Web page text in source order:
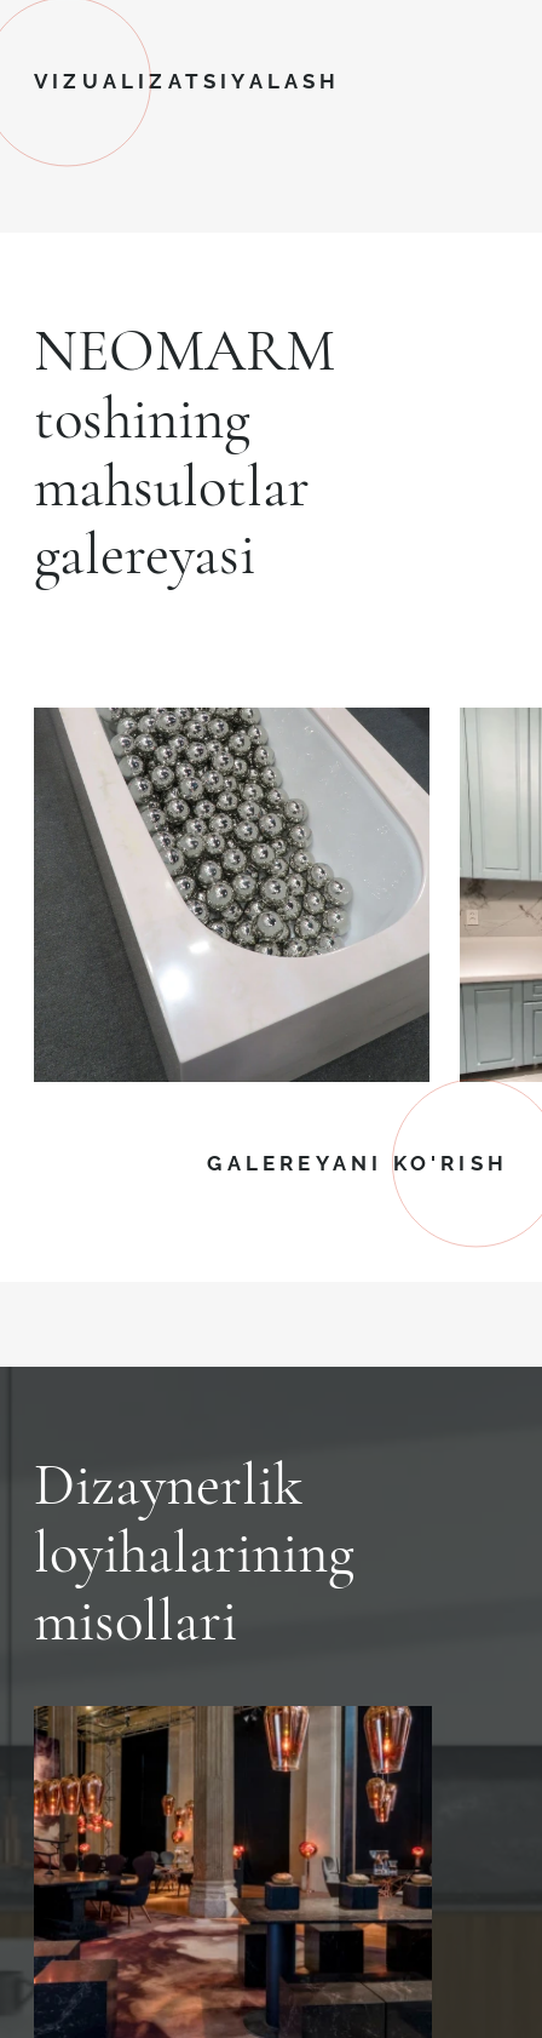
VIZUALIZATSIYALASH
NEOMARM
toshining
mahsulotlar
galereyasi
GALEREYANI KO'RISH
Dizaynerlik
loyihalarining
misollari